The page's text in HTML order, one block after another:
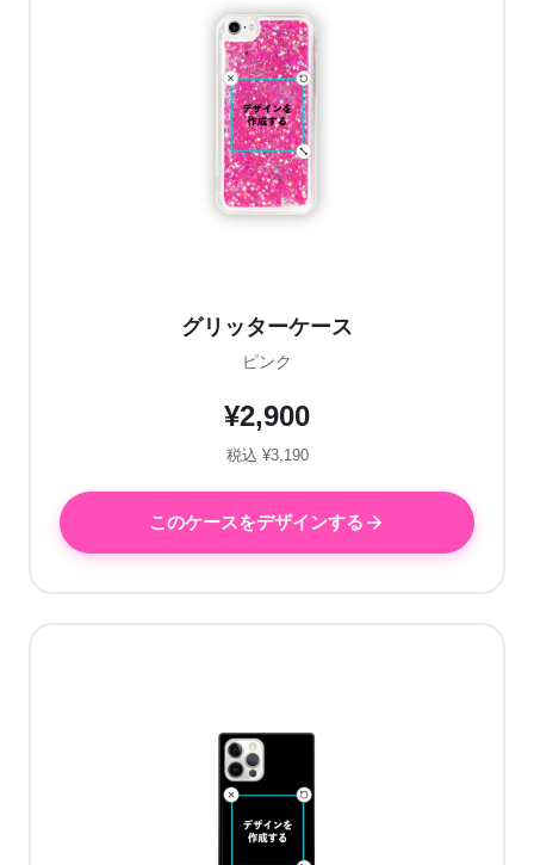
グリッターケース
ピンク
¥2,900
税込 ¥3,190
このケースをデザインする